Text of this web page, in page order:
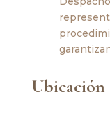
Ubicación